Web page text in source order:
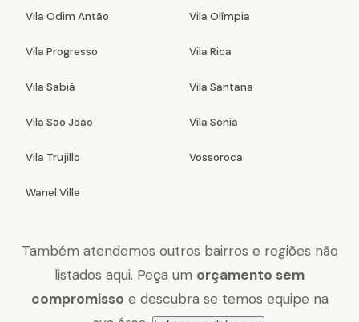
Vila Odim Antão Vila Olímpia
Vila Progresso Vila Rica
Vila Sabiá Vila Santana
Vila São João Vila Sônia
Vila Trujillo Vossoroca
Wanel Ville
Também atendemos outros bairros e regiões não
listados aqui. Peça um orçamento sem
compromisso e descubra se temos equipe na